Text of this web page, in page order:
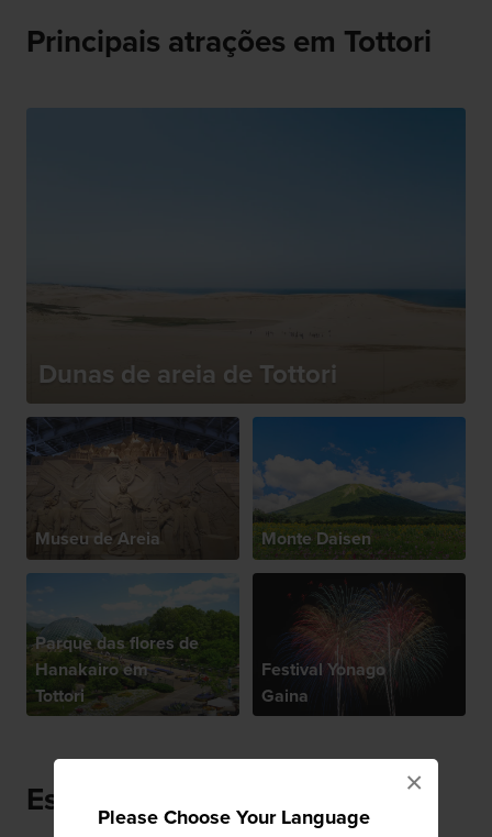
Please Choose Your Language
×
Principais atrações em Tottori
Dunas de areia de Tottori
Museu de Areia Monte Daisen
Parque das flores de
Hanakairo em
Tottori
Festival Yonago
Gaina
Especialidades locais